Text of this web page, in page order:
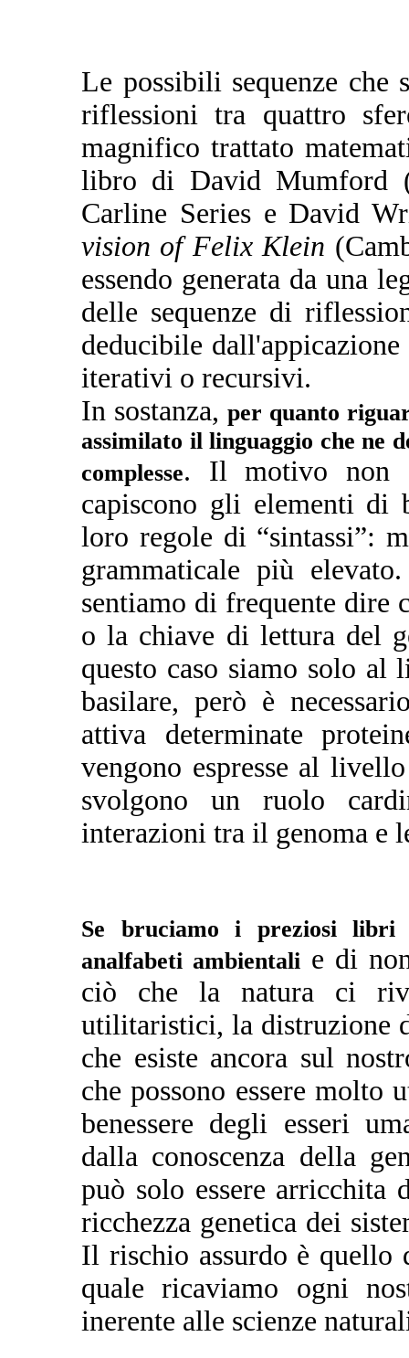
Le possibili sequenze che
riflessioni tra quattro
magnifico trattato
libro di David Mumford
Carline Series e David
vision of Felix Klein
essendo generata da una
delle sequenze di
deducibile
iterativi o recursivi.
In sostanza,per quanto
assimilato il linguaggio che ne
complesse. Il motivo non
capiscono gli elementi di
loro regole di “sintassi”:
grammaticale più
sentiamo di frequente dire
o la chiave di lettura del
questo caso siamo solo al
basilare, però è
attiva determinate
vengono espresse al
svolgono un ruolo
interazioni tra il genoma e
Se bruciamo i preziosi libri
analfabeti ambientali e di
ciò che la natura ci
utilitaristici, la distruzione
che esiste ancora sul
che possono essere
benessere degli esseri
dalla conoscenza della
può solo essere arricchita
ricchezza genetica dei
Il rischio assurdo è quello
quale ricaviamo ogni
inerente alle scienze